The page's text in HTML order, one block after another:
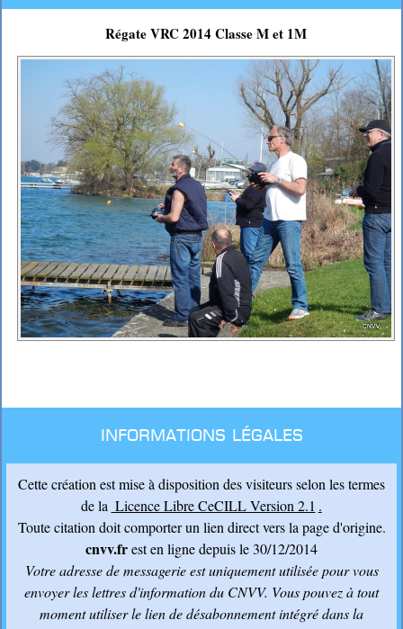
Régate VRC 2014 Classe M et 1M
Informations légales
Cette création est mise à disposition des visiteurs selon les termes
de la Licence Libre CeCILL Version 2.1 .
Toute citation doit comporter un lien direct vers la page d'origine.
cnvv.frest en ligne depuis le 30/12/2014
Votre adresse de messagerie est uniquement utilisée pour vous
envoyer les lettres d'information du CNVV. Vous pouvez à tout
moment utiliser le lien de désabonnement intégré dans la